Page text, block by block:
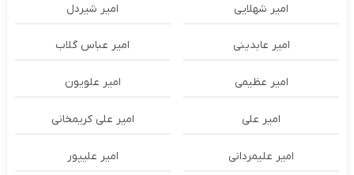
امیر شهلایی امیر شیردل
امیر عابدینی امیر عباس گلاب
امیر عظیمی امیر علویون
امیر علی امیر علی کریمخانی
امیر علیمردانی امیر علیپور